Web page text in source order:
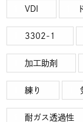
VDI
3302-1
加工助剤
練り
耐ガス透過性